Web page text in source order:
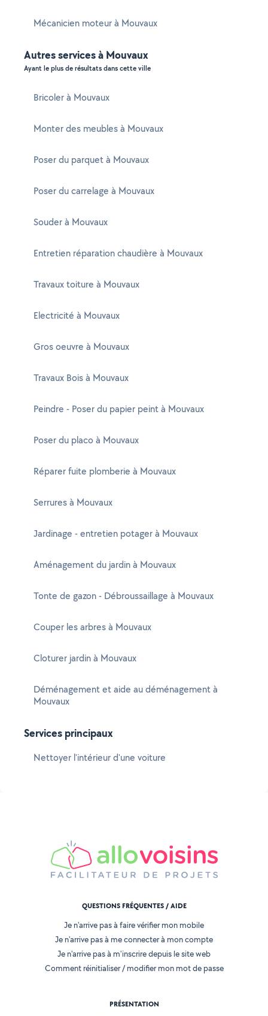
Mécanicien moteur à Mouvaux
Autres services à Mouvaux
Ayant le plus de résultats dans cette ville
Bricoler à Mouvaux
Monter des meubles à Mouvaux
Poser du parquet à Mouvaux
Poser du carrelage à Mouvaux
Souder à Mouvaux
Entretien réparation chaudière à Mouvaux
Travaux toiture à Mouvaux
Electricité à Mouvaux
Gros oeuvre à Mouvaux
Travaux Bois à Mouvaux
Peindre - Poser du papier peint à Mouvaux
Poser du placo à Mouvaux
Réparer fuite plomberie à Mouvaux
Serrures à Mouvaux
Jardinage - entretien potager à Mouvaux
Aménagement du jardin à Mouvaux
Tonte de gazon - Débroussaillage à Mouvaux
Couper les arbres à Mouvaux
Cloturer jardin à Mouvaux
Déménagement et aide au déménagement à
Mouvaux
Services principaux
Nettoyer l'intérieur d'une voiture
QUESTIONS FRÉQUENTES / AIDE
Je n'arrive pas à faire vérifier mon mobile
Je n'arrive pas à me connecter à mon compte
Je n'arrive pas à m'inscrire depuis le site web
Comment réinitialiser / modifier mon mot de passe
PRÉSENTATION